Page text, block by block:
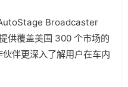
Broadcaster
供覆盖美国 300 个市场的
伴更深入了解用户在车内